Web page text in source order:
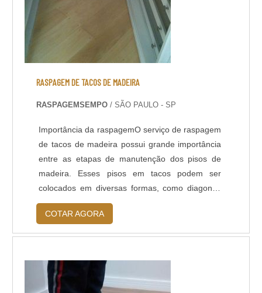
RASPAGEM DE TACOS DE MADEIRA
RASPAGEMSEMPO/ SÃO PAULO - SP
Importância da raspagemO serviço de raspagem
de tacos de madeira possui grande importância
entre as etapas de manutenção dos pisos de
madeira. Esses pisos em tacos podem ser
colocados em diversas formas, como diagonal,
dama, espinha, reto ou em escama. Mas em
todos eles, com o passar do tempo e de muito
uso, pode ocorrer danificação, com a madeira
procedimentoO processo de raspagem de tacos
de madeira de...
COTAR AGORA